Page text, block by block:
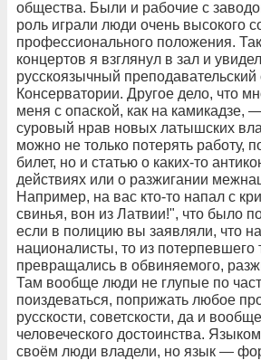
общества. Были и рабочие с
роль играли люди очень высокого
профессионального положения.
концертов я взглянул в зал и
русскоязычный преподавательский
Консерватории. Другое дело, что
меня с опаской, как на камикадзе,
суровый нрав новых латышских
можно не только потерять работу,
билет, но и статью о каких-то
действиях или о разжигании
Например, на вас кто-то напал с
свинья, вон из Латвии!", что было
если в полицию вы заявляли, что
националисты, то из потерпевшего
превращались в обвиняемого,
Там вообще люди не глупые по
поиздеваться, поприжать любое
русскости, советскости, да и
человеческого достоинства.
своём люди владели, но язык —